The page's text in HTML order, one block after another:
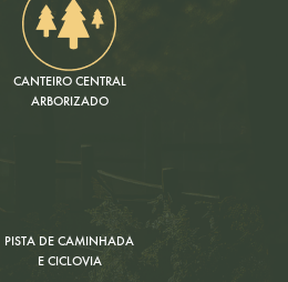
CANTEIRO CENTRAL
ARBORIZADO
PISTA DE CAMINHADA
E CICLOVIA